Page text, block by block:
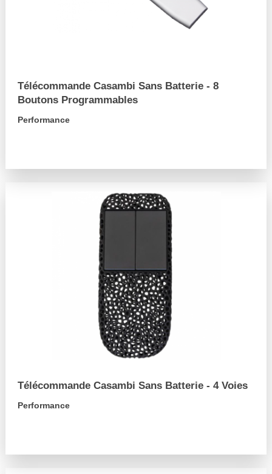
Télécommande Casambi Sans Batterie - 8
Boutons Programmables
Performance
Télécommande Casambi Sans Batterie - 4 Voies
Performance